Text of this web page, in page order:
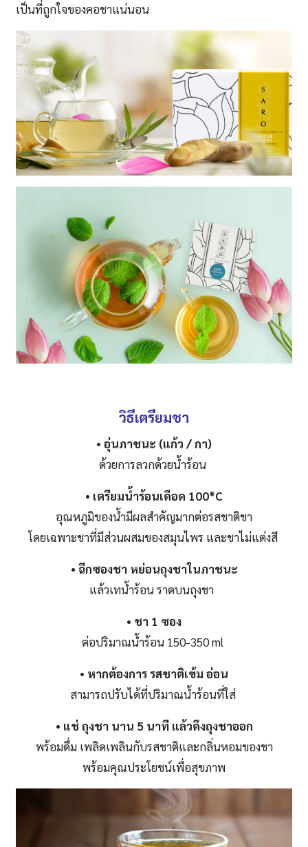
เป็นที่ถูกใจของคอชาแน่นอน
วิธีเตรียมชา
• อุ่นภาชนะ (แก้ว / กา)
ด้วยการลวกด้วยน้ำร้อน
• เตรียมน้ำร้อนเดือด 100*C
อุณหภูมิของน้ำมีผลสำคัญมากต่อรสชาติชา
โดยเฉพาะชาที่มีส่วนผสมของสมุนไพร และชาไม่แต่งสี
• ฉีกซองชา หย่อนถุงชาในภาชนะ
แล้วเทน้ำร้อน ราดบนถุงชา
• ชา 1 ซอง
ต่อปริมาณน้ำร้อน 150-350 ml
• หากต้องการ รสชาติเข้ม อ่อน
สามารถปรับได้ที่ปริมาณน้ำร้อนที่ใส่
• แช่ ถุงชา นาน 5 นาที แล้วดึงถุงชาออก
พร้อมดื่ม เพลิดเพลินกับรสชาติและกลิ่นหอมของชา
พร้อมคุณประโยชน์เพื่อสุขภาพ